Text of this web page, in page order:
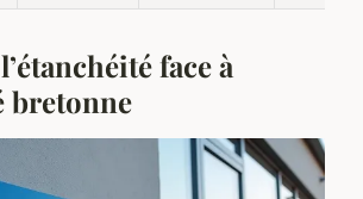
face à
bretonne